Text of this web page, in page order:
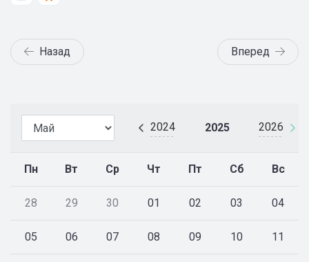
2024 2025 2026
Пн Вт Ср Чт Пт Сб Вс
28 29 30 01 02 03 04
05 06 07 08 09 10 11
Назад Вперед